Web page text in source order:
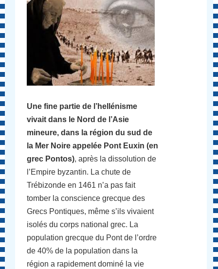
Une fine partie de l’hellénisme
vivait dans le Nord de l’Asie
mineure, dans la région du sud de
la Mer Noire appelée Pont Euxin (en
grec Pontos), après la dissolution de
l’Empire byzantin. La chute de
Trébizonde en 1461 n’a pas fait
tomber la conscience grecque des
Grecs Pontiques, même s’ils vivaient
isolés du corps national grec. La
population grecque du Pont de l’ordre
de 40% de la population dans la
région a rapidement dominé la vie